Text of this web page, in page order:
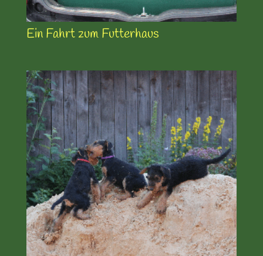
Ein Fahrt zum Futterhaus